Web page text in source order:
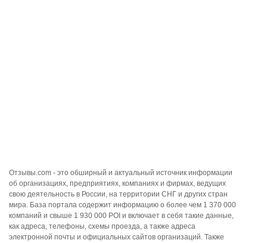
Отзывы.com - это обширный и актуальный источник информации
об организациях, предприятиях, компаниях и фирмах, ведущих
свою деятельность в России, на территории СНГ и других стран
мира. База портала содержит информацию о более чем 1 370 000
компаний и свыше 1 930 000 POI и включает в себя такие данные,
как адреса, телефоны, схемы проезда, а также адреса
электронной почты и официальных сайтов организаций. Также